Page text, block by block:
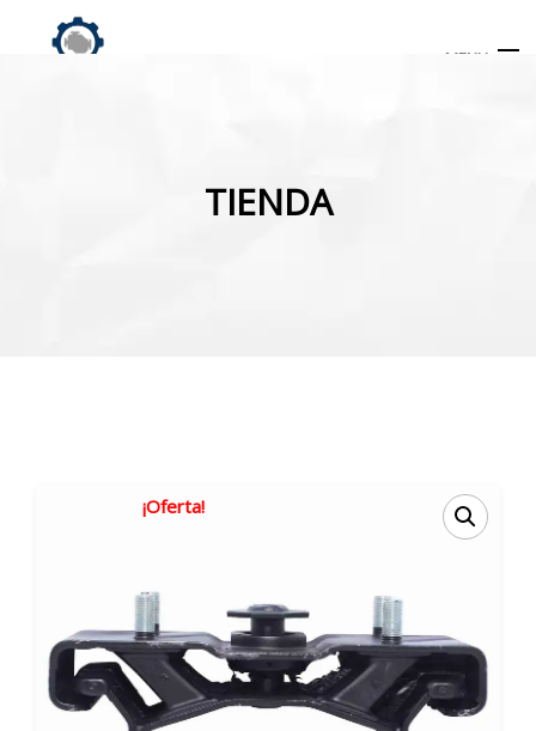
MENU
TIENDA
¡Oferta!